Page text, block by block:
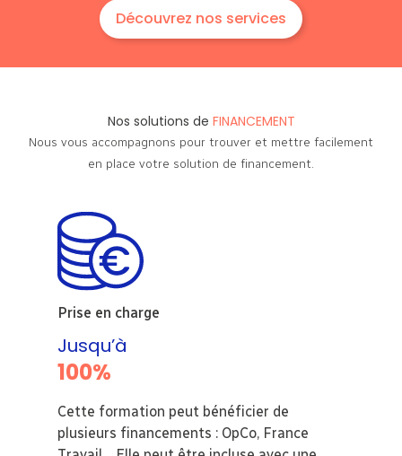
Découvrez nos services
Nos solutions de FINANCEMENT
Nous vous accompagnons pour trouver et mettre facilement
en place votre solution de financement.
Prise en charge
Jusqu’à
100%
Cette formation peut bénéficier de
plusieurs financements : OpCo, France